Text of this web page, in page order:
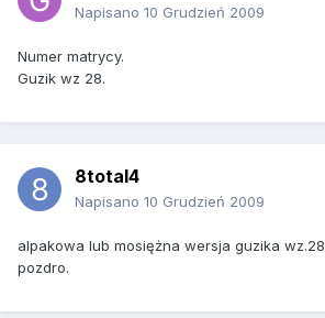
Napisano 10 Grudzień 2009
Numer matrycy.
Guzik wz 28.
8total4
Napisano 10 Grudzień 2009
alpakowa lub mosiężna wersja guzika wz.28
pozdro.